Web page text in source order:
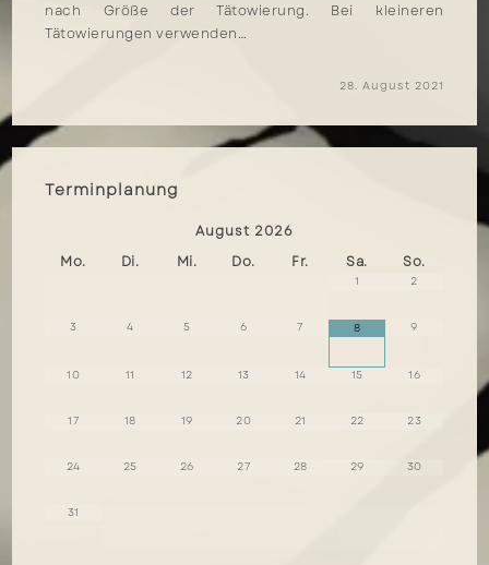
nach Größe der Tätowierung. Bei kleineren
Tätowierungen verwenden…
28. August 2021
Terminplanung
August 2026
Mo.
Di. Mi. Do. Fr. Sa. So.
1 2
3 4 5 6 7 8 9
10 11 12 13 14 15 16
17 18 19 20 21 22 23
24 25 26 27 28 29 30
31